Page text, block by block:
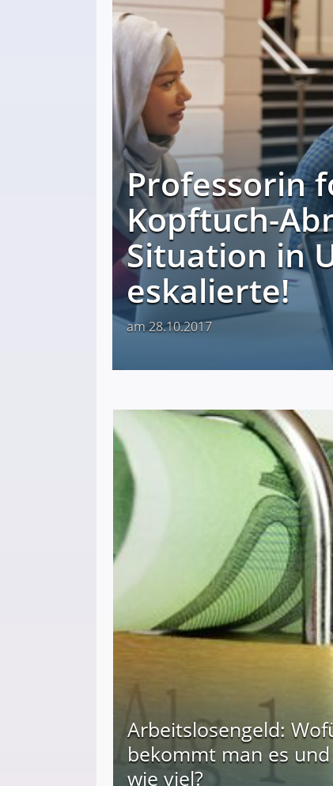
Professorin
Kopftuch-
Situation in
eskalierte!
am 28.10.2017
Arbeitslosengeld:
bekommt man es und
wie viel?